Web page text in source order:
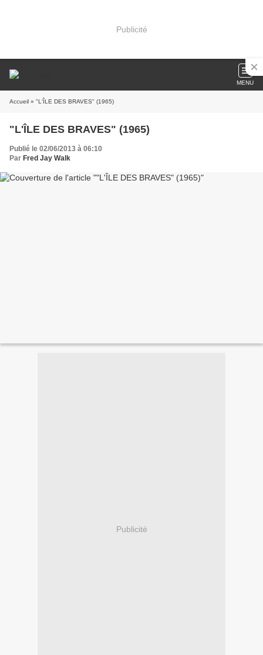
Publicité
MENU
Accueil » "L'ÎLE DES BRAVES" (1965)
"L'ÎLE DES BRAVES" (1965)
Publié le 02/06/2013 à 06:10
Par Fred Jay Walk
Publicité